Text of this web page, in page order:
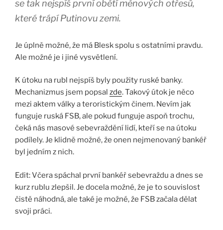
se tak nejspíš první obětí měnových otřesů,
které trápí Putinovu zemi.
Je úplně možné, že má Blesk spolu s ostatními pravdu.
Ale možné je i jiné vysvětlení.
K útoku na rubl nejspíš byly použity ruské banky.
Mechanizmus jsem popsal zde. Takový útok je něco
mezi aktem války a teroristickým činem. Nevím jak
funguje ruská FSB, ale pokud funguje aspoň trochu,
čeká nás masové sebevraždění lidí, kteří se na útoku
podílely. Je klidně možné, že onen nejmenovaný bankéř
byl jedním z nich.
Edit: Včera spáchal první bankéř sebevraždu a dnes se
kurz rublu zlepšil. Je docela možné, že je to souvislost
čistě náhodná, ale také je možné, že FSB začala dělat
svoji práci.